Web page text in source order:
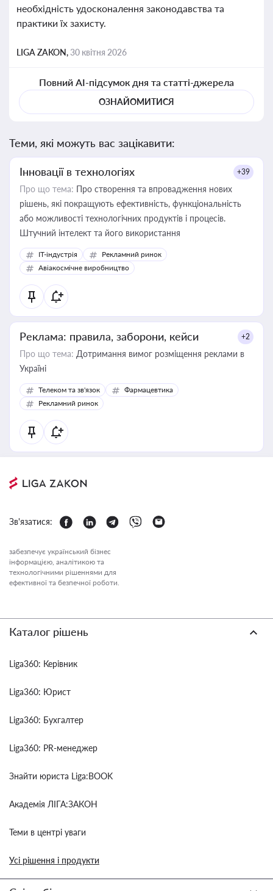
необхідність удосконалення законодавства та
практики їх захисту.
LIGA ZAKON,30 квітня 2026
Повний AI-підсумок дня та статті-джерела
ОЗНАЙОМИТИСЯ
Теми, які можуть вас зацікавити:
Інновації в технологіях +39
Про що тема: Про створення та впровадження нових
рішень, які покращують ефективність, функціональність
або можливості технологічних продуктів і процесів.
Штучний інтелект та його використання
IT-індустрія
Рекламний ринок
Авіакосмічне виробництво
Реклама: правила, заборони, кейси +2
Про що тема: Дотримання вимог розміщення реклами в
Україні
Телеком та зв'язок
Фармацевтика
Рекламний ринок
Зв'язатися:
забезпечує український бізнес
інформацією, аналітикою та
технологічними рішеннями для
ефективної та безпечної роботи.
Каталог рішень
Liga360: Керівник
Liga360: Юрист
Liga360: Бухгалтер
Liga360: PR-менеджер
Знайти юриста Liga:BOOK
Академія ЛІГА:ЗАКОН
Теми в центрі уваги
Усі рішення і продукти